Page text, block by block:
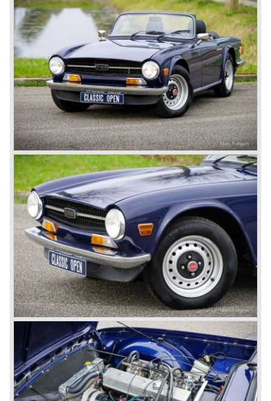
British Leyland*
1968-75: BRITISH LEYLAND MOTOR CORPORATION,
LTD
1975-78: BRITISH LEYLAND LIMITED door de fusie van
BRITISH MOTOR HOLDINGS
(met Austin-Morris en Jaguar belangen in 1966) en
LEYLAND MOTOR CORP. LTD.
Deels genationaliseerd door de Britse overheid in 1975.